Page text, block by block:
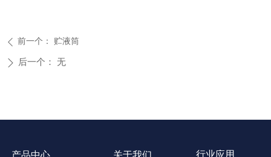
ꄴ 前一个： 贮液筒
ꄲ 后一个： 无
产品中心 行业应用
关于我们